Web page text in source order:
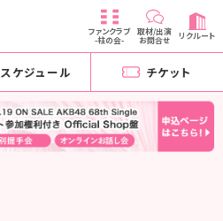
ファンクラブ
-柱の会-
取材/出演
お問合せ リクルート
スケジュール チケット